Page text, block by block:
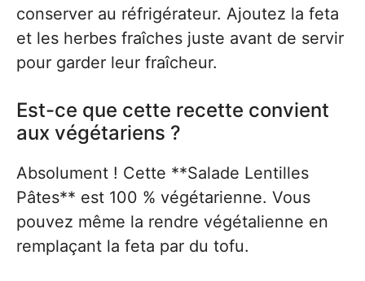
conserver au réfrigérateur. Ajoutez la feta
et les herbes fraîches juste avant de servir
pour garder leur fraîcheur.
Est-ce que cette recette convient
aux végétariens ?
Absolument ! Cette **Salade Lentilles
Pâtes** est 100 % végétarienne. Vous
pouvez même la rendre végétalienne en
remplaçant la feta par du tofu.